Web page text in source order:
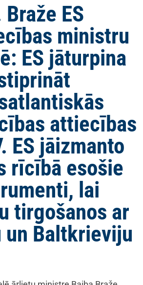
Braže ES
ministru
ES jāturpina
attiecības
ES jāizmanto
rīcībā esošie
lai
tirgošanos ar
un Baltkrieviju